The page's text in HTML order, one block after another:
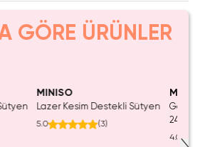
GÖRE ÜRÜNLER
MINISO
Lazer Kesim Destekli Sütyen
5.0 (3)
Göğüs
24
4.0